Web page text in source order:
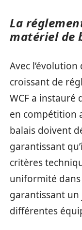
La
matériel de
Avec
croissant de
WCF a instauré
en compétition
balais doivent
garantissant
critères
uniformité
garantissant
différentes